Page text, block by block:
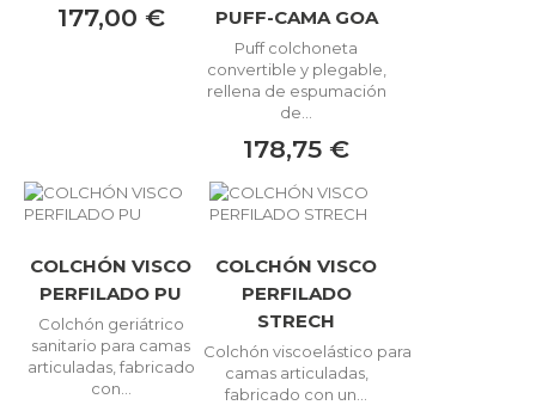
177,00 € PUFF-CAMA GOA
Puff colchoneta
convertible y plegable,
rellena de espumación
de...
178,75 €
COLCHÓN VISCO
PERFILADO PU
Colchón geriátrico
sanitario para camas
articuladas, fabricado
con...
COLCHÓN VISCO
PERFILADO
STRECH
Colchón viscoelástico para
camas articuladas,
fabricado con un...